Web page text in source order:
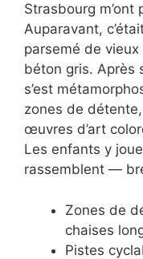
Strasbourg
Auparavant,
parsemé de
béton gris. Après
s’est
zones de
œuvres d’art
Les enfants y
rassemblent —
Zones de
chaises
Pistes